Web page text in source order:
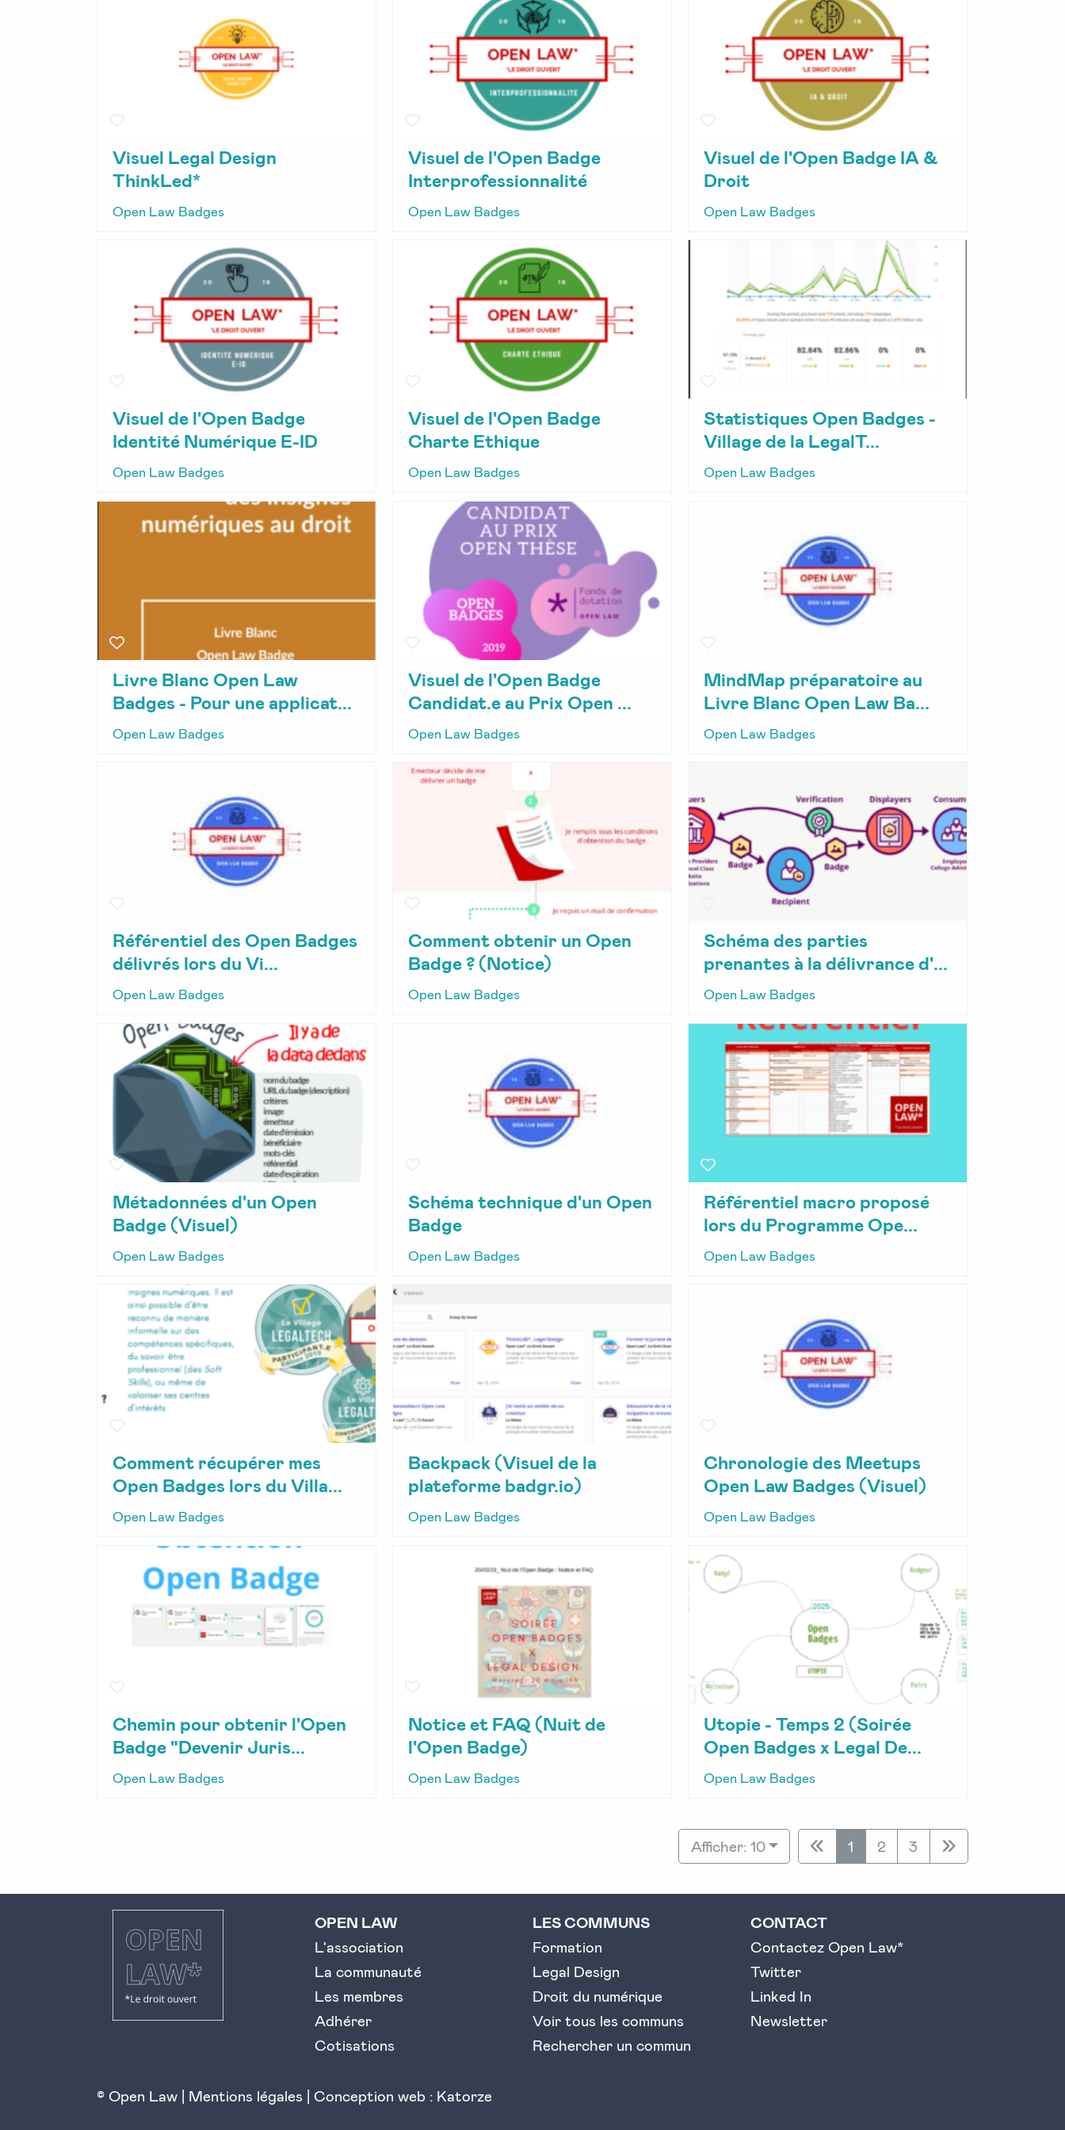
Visuel Legal Design
ThinkLed*
Open Law Badges
Visuel de l'Open Badge
Interprofessionnalité
Open Law Badges
Visuel de l'Open Badge IA &
Droit
Open Law Badges
Visuel de l'Open Badge
Identité Numérique E-ID
Open Law Badges
Visuel de l'Open Badge
Charte Ethique
Open Law Badges
Statistiques Open Badges -
Village de la LegalT...
Open Law Badges
Livre Blanc Open Law
Badges - Pour une applicat...
Open Law Badges
Visuel de l'Open Badge
Candidat.e au Prix Open ...
Open Law Badges
MindMap préparatoire au
Livre Blanc Open Law Ba...
Open Law Badges
Référentiel des Open Badges
délivrés lors du Vi...
Open Law Badges
Comment obtenir un Open
Badge ? (Notice)
Open Law Badges
Schéma des parties
prenantes à la délivrance d'...
Open Law Badges
Métadonnées d'un Open
Badge (Visuel)
Open Law Badges
Schéma technique d'un Open
Badge
Open Law Badges
Référentiel macro proposé
lors du Programme Ope...
Open Law Badges
Comment récupérer mes
Open Badges lors du Villa...
Open Law Badges
Backpack (Visuel de la
plateforme badgr.io)
Open Law Badges
Chronologie des Meetups
Open Law Badges (Visuel)
Open Law Badges
Chemin pour obtenir l'Open
Badge "Devenir Juris...
Open Law Badges
Notice et FAQ (Nuit de
l'Open Badge)
Open Law Badges
Utopie - Temps 2 (Soirée
Open Badges x Legal De...
Open Law Badges
Afficher: 10 1 2 3
OPEN LAW
L'association
La communauté
Les membres
Adhérer
Cotisations
LES COMMUNS
Formation
Legal Design
Droit du numérique
Voir tous les communs
Rechercher un commun
CONTACT
Contactez Open Law*
Twitter
Linked In
Newsletter
© Open Law | Mentions légales | Conception web : Katorze